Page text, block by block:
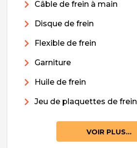
Câble de frein à main
Disque de frein
Flexible de frein
Garniture
Huile de frein
Jeu de plaquettes de frein
VOIR PLUS...